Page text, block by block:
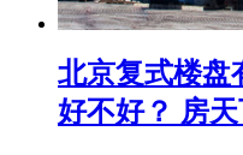
北京复式楼盘
好不好？ 房